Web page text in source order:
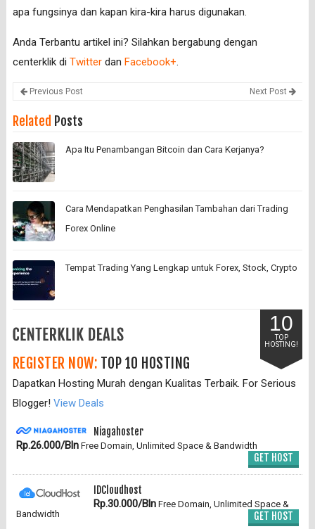
apa fungsinya dan kapan kira-kira harus digunakan.
Anda Terbantu artikel ini? Silahkan bergabung dengan
centerklik di Twitterdan Facebook+.
Previous Post Next Post
Related Posts
Apa Itu Penambangan Bitcoin dan Cara Kerjanya?
Cara Mendapatkan Penghasilan Tambahan dari Trading
Forex Online
Tempat Trading Yang Lengkap untuk Forex, Stock, Crypto
10
TOP
HOSTING!
REGISTER NOW: TOP 10 HOSTING
Dapatkan Hosting Murah dengan Kualitas Terbaik. For Serious
Blogger! View Deals
Niagahoster
Rp.26.000/BlnFree Domain, Unlimited Space & Bandwidth
GET HOST
IDCloudhost
Rp.30.000/BlnFree Domain, Unlimited Space &
Bandwidth
GET HOST